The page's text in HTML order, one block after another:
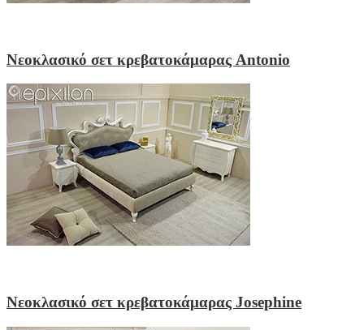
Νεοκλασικό σετ κρεβατοκάμαρας Antonio
Νεοκλασικό σετ κρεβατοκάμαρας Josephine